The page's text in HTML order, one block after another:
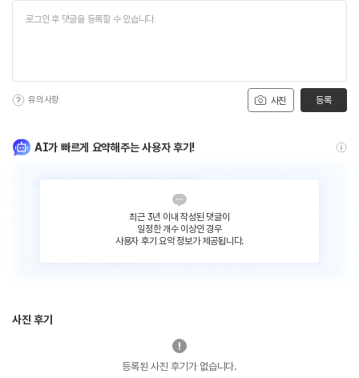
사진
유의사항 등록
AI가 빠르게 요약해주는 사용자 후기!
최근 3년 이내 작성된 댓글이
일정한 개수 이상인 경우
사용자 후기 요약 정보가 제공됩니다.
사진 후기
등록된 사진 후기가 없습니다.